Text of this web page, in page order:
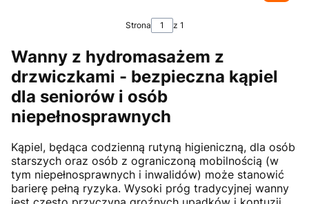
Strona z 1
Wanny z hydromasażem z
drzwiczkami - bezpieczna kąpiel
dla seniorów i osób
niepełnosprawnych
Kąpiel, będąca codzienną rutyną higieniczną, dla osób
starszych oraz osób z ograniczoną mobilnością (w
tym niepełnosprawnych i inwalidów) może stanowić
barierę pełną ryzyka. Wysoki próg tradycyjnej wanny